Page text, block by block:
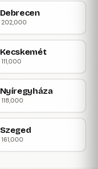
Debrecen
202,000
Kecskemét
111,000
Nyíregyháza
118,000
Szeged
161,000